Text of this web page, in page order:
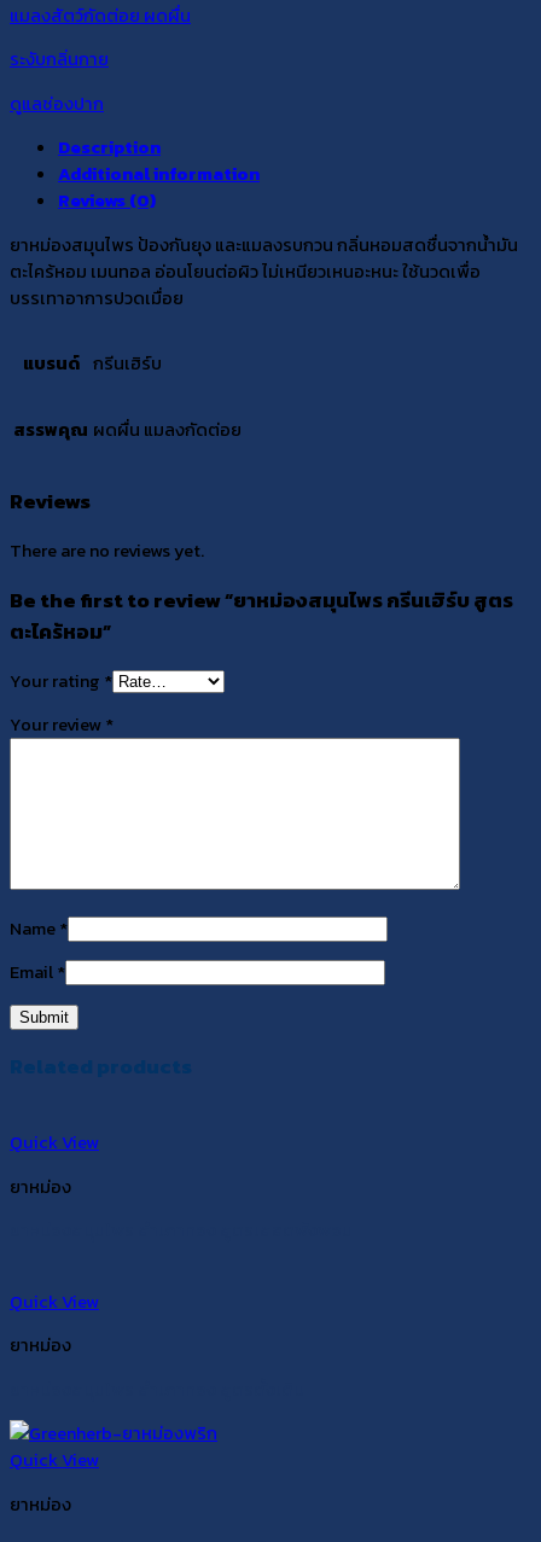
แมลงสัตว์กัดต่อย ผดผื่น
ระงับกลิ่นกาย
ดูแลช่องปาก
Description
Additional information
Reviews (0)
ยาหม่องสมุนไพร ป้องกันยุง และแมลงรบกวน กลิ่นหอมสดชื่นจากน้ำมัน
ตะไคร้หอม เมนทอล อ่อนโยนต่อผิว ไม่เหนียวเหนอะหนะ ใช้นวดเพื่อ
บรรเทาอาการปวดเมื่อย
แบรนด์ กรีนเฮิร์บ
สรรพคุณ ผดผื่น แมลงกัดต่อย
Reviews
There are no reviews yet.
Be the first to review “ยาหม่องสมุนไพร กรีนเฮิร์บ สูตร
ตะไคร้หอม”
Your rating *
Your review*
Name*
Email*
Related products
Quick View
ยาหม่อง
Quick View
ยาหม่อง
Quick View
ยาหม่อง